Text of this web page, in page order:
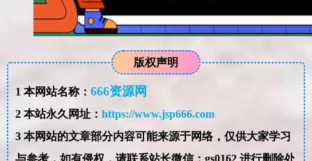
版权声明
1 本网站名称： 666资源网
2本站永久网址： https://www.jsp666.com
3本网站的文章部分内容可能来源于网络，仅供大家学习
与参考，如有侵权，请联系站长微信：gs0162 进行删除处